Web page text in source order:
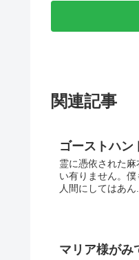
関連記事
ゴーストハン
霊に憑依された
い有りません。
人間にしてはあん...
マリア様が